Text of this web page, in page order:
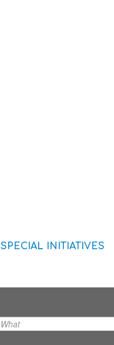
SPECIAL INITIATIVES